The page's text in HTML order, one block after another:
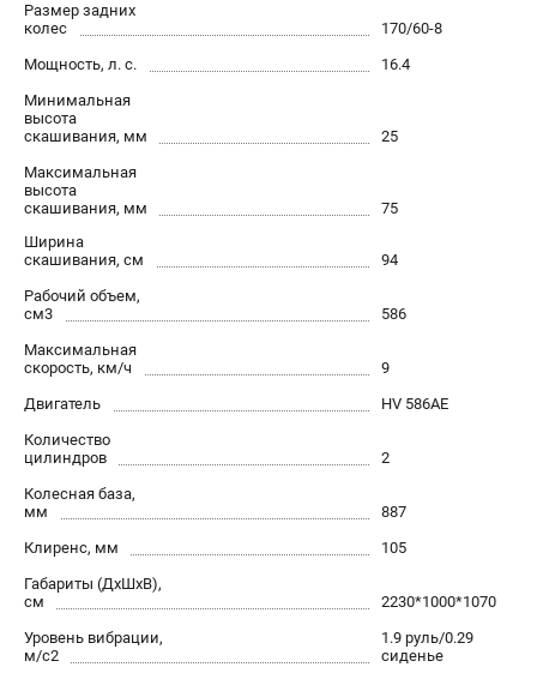
Пользовательское соглашение
САДОВАЯ ТЕХНИКА
Аэраторы и скарификаторы
Газонокосилки
Принадлежности и аксессуары
Расходные материалы
Садовые райдеры
Садовые тракторы
Триммеры и мотокосы
+7 (812) 615-80-17
Информация размещённая на сайте не является публичной
проспект Александровской Фермы, 29АЛ
Режим работы колл-центра:
вс - выходной
Размер задних
колес
170/60-8
Мощность, л. с.
16.4
Минимальная
высота
скашивания, мм
25
Максимальная
высота
скашивания, мм
75
Ширина
скашивания, см
94
Рабочий объем,
см3
586
Максимальная
скорость, км/ч
9
Двигатель
HV 586AE
Количество
цилиндров
2
Колесная база,
мм
887
Клиренс, мм
105
Габариты (ДхШхВ),
см
2230*1000*1070
Уровень вибрации,
м/с2
1.9 руль/0.29
сиденье